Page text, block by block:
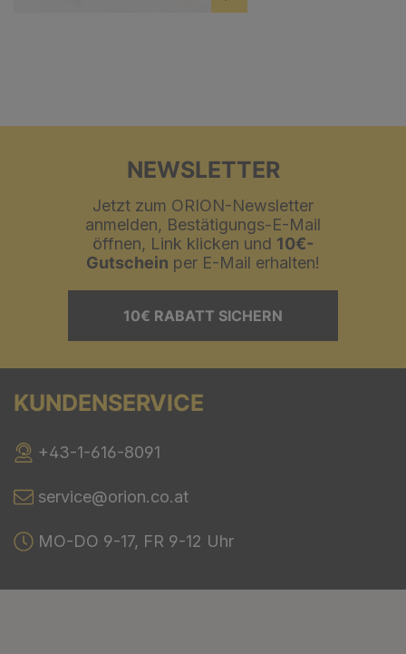
NEWSLETTER
Jetzt zum ORION-Newsletter
anmelden, Bestätigungs-E-Mail
öffnen, Link klicken und 10€-
Gutschein per E-Mail erhalten!
10€ RABATT SICHERN
KUNDENSERVICE
+43-1-616-8091
service@orion.co.at
MO-DO 9-17, FR 9-12 Uhr